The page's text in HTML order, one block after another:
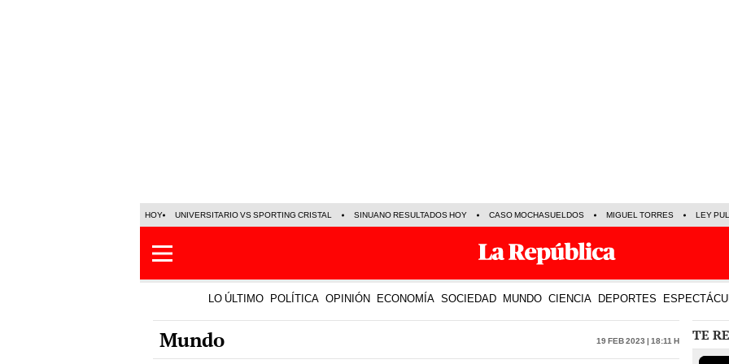
HOY UNIVERSITARIO VS SPORTING CRISTAL SINUANO RESULTADOS HOY CASO MOCHASUELDOS MIGUEL TORRES LEY
LO ÚLTIMO POLÍTICA OPINIÓN ECONOMÍA SOCIEDAD MUNDO CIENCIA DEPORTES
Mundo 19 Feb 2023 | 18:11 h TE